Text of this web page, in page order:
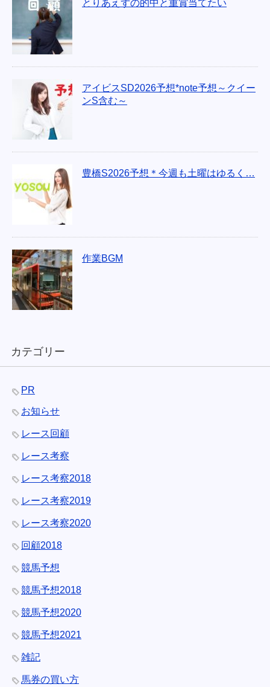
とりあえずの的中と重賞当てたい
アイビスSD2026予想*note予想～クイー
ンS含む～
豊橋S2026予想＊今週も土曜はゆるく…
作業BGM
カテゴリー
PR
お知らせ
レース回顧
レース考察
レース考察2018
レース考察2019
レース考察2020
回顧2018
競馬予想
競馬予想2018
競馬予想2020
競馬予想2021
雑記
馬券の買い方